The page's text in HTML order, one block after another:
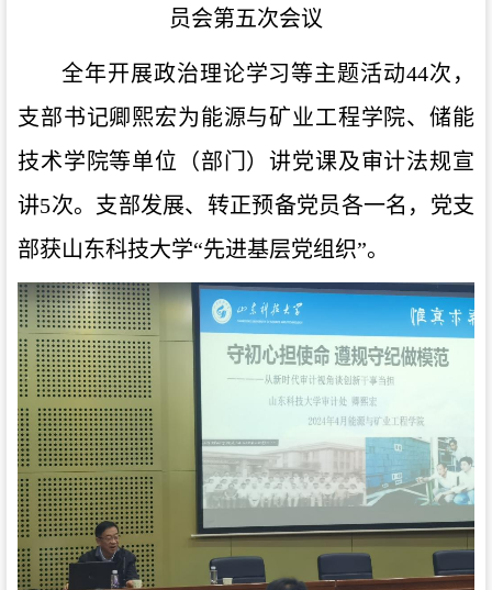
员会第五次会议
全年开展政治理论学习等主题活动44次，
支部书记卿熙宏为能源与矿业工程学院、储能
技术学院等单位（部门）讲党课及审计法规宣
讲5次。支部发展、转正预备党员各一名，党支
部获山东科技大学“先进基层党组织”。